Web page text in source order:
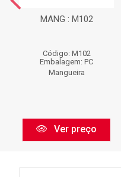
MANG : M102
Código: M102
Embalagem: PC
Mangueira
Ver preço